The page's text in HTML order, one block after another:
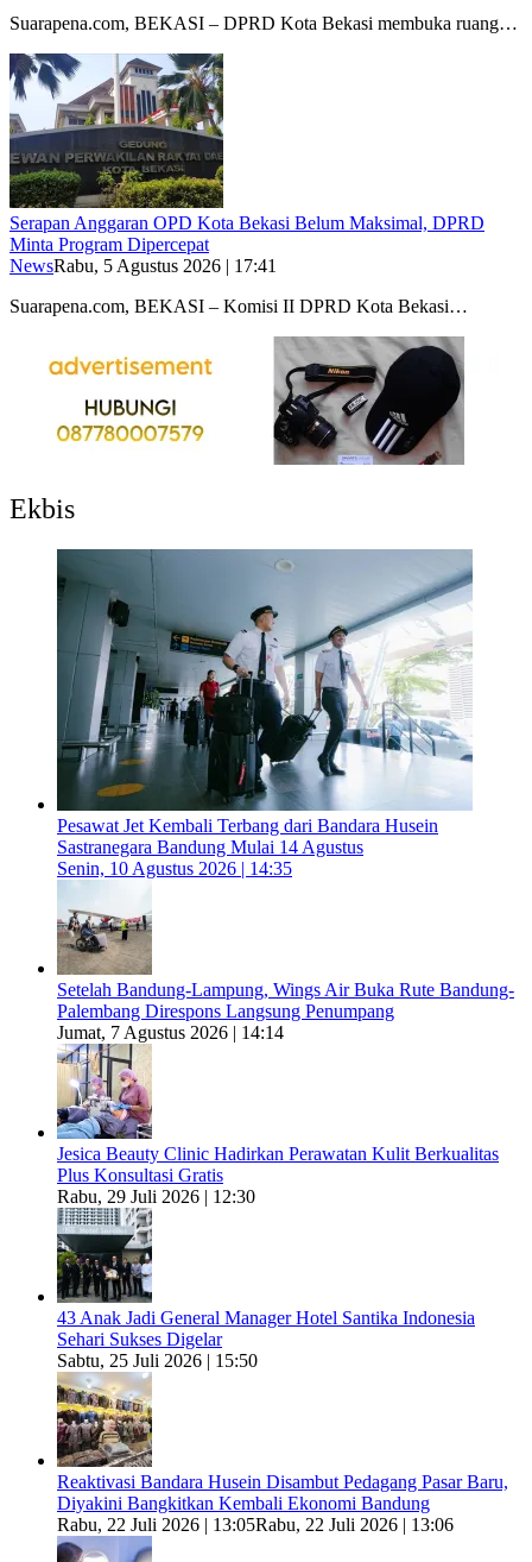
Suarapena.com, BEKASI – DPRD Kota Bekasi membuka ruang…
Serapan Anggaran OPD Kota Bekasi Belum Maksimal, DPRD
Minta Program Dipercepat
NewsRabu, 5 Agustus 2026 | 17:41
Suarapena.com, BEKASI – Komisi II DPRD Kota Bekasi…
Ekbis
Pesawat Jet Kembali Terbang dari Bandara Husein
Sastranegara Bandung Mulai 14 Agustus
Senin, 10 Agustus 2026 | 14:35
Setelah Bandung-Lampung, Wings Air Buka Rute Bandung-
Palembang Direspons Langsung Penumpang
Jumat, 7 Agustus 2026 | 14:14
Jesica Beauty Clinic Hadirkan Perawatan Kulit Berkualitas
Plus Konsultasi Gratis
Rabu, 29 Juli 2026 | 12:30
43 Anak Jadi General Manager Hotel Santika Indonesia
Sehari Sukses Digelar
Sabtu, 25 Juli 2026 | 15:50
Reaktivasi Bandara Husein Disambut Pedagang Pasar Baru,
Diyakini Bangkitkan Kembali Ekonomi Bandung
Rabu, 22 Juli 2026 | 13:05Rabu, 22 Juli 2026 | 13:06